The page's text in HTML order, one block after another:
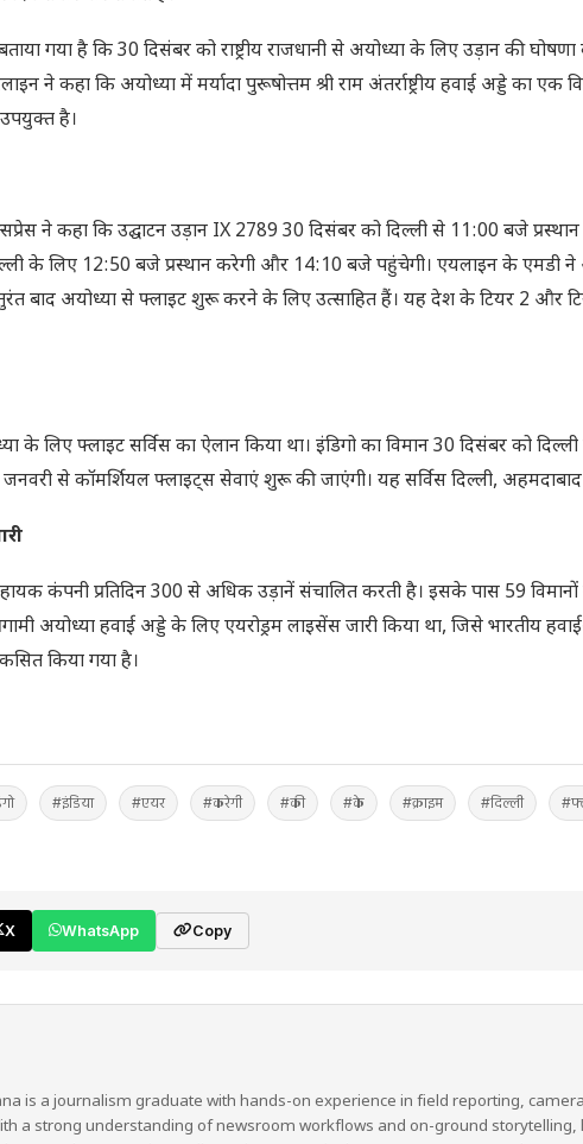
गया है कि 30 दिसंबर को राष्ट्रीय राजधानी से अयोध्या के लिए उड़ान की
ने कहा कि अयोध्या में मर्यादा पुरूषोत्तम श्री राम अंतर्राष्ट्रीय हवाई अड्डे का
है।
ने कहा कि उद्घाटन उड़ान IX 2789 30 दिसंबर को दिल्ली से 11:00 बजे
के लिए 12:50 बजे प्रस्थान करेगी और 14:10 बजे पहुंचेगी। एयलाइन के एमडी
बाद अयोध्‍या से फ्लाइट शुरू करने के लिए उत्‍साहित हैं। यह देश के टियर 2 और
के लिए फ्लाइट सर्विस का ऐलान किया था। इंडिगो का विमान 30 दिसंबर को
जनवरी से कॉमर्शियल फ्लाइट्स सेवाएं शुरू की जाएंगी। यह सर्विस दिल्‍ली,
कंपनी प्रतिदिन 300 से अधिक उड़ानें संचालित करती है। इसके पास 59
अयोध्‍या हवाई अड्डे के लिए एयरोड्रम लाइसेंस जारी किया था, जिसे भारतीय
किया गया है।
#इंडिया #एयर #करेगी #की #के #क्राइम #दिल्ली
X WhatsApp Copy
is a journalism graduate with hands-on experience in field reporting,
a strong understanding of newsroom workflows and on-ground storytelling,